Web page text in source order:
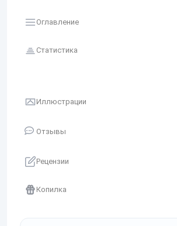
Оглавление
Статистика
Иллюстрации
Отзывы
Рецензии
Копилка